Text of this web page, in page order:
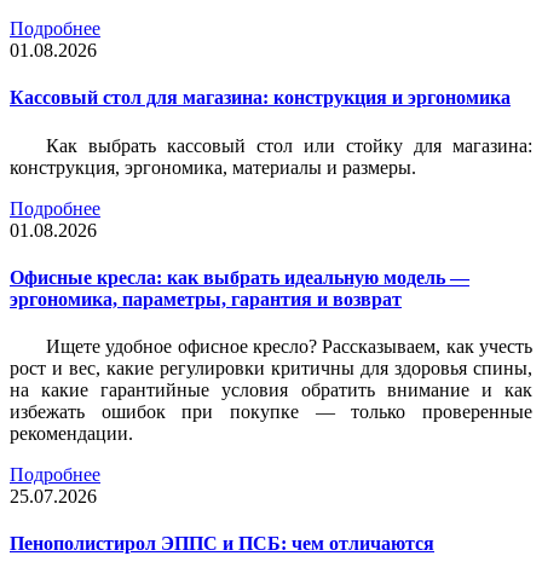
Подробнее
01.08.2026
Кассовый стол для магазина: конструкция и эргономика
Как выбрать кассовый стол или стойку для магазина:
конструкция, эргономика, материалы и размеры.
Подробнее
01.08.2026
Офисные кресла: как выбрать идеальную модель —
эргономика, параметры, гарантия и возврат
Ищете удобное офисное кресло? Рассказываем, как учесть
рост и вес, какие регулировки критичны для здоровья спины,
на какие гарантийные условия обратить внимание и как
избежать ошибок при покупке — только проверенные
рекомендации.
Подробнее
25.07.2026
Пенополистирол ЭППС и ПСБ: чем отличаются